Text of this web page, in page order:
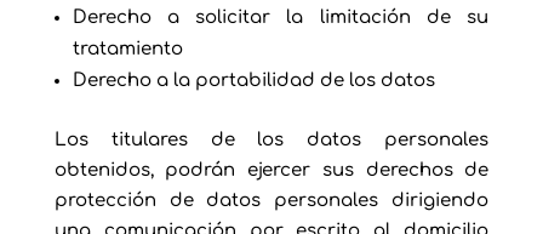
Derecho a solicitar la limitación de su
tratamiento
Derecho a la portabilidad de los datos
Los titulares de los datos personales
obtenidos, podrán ejercer sus derechos de
protección de datos personales dirigiendo